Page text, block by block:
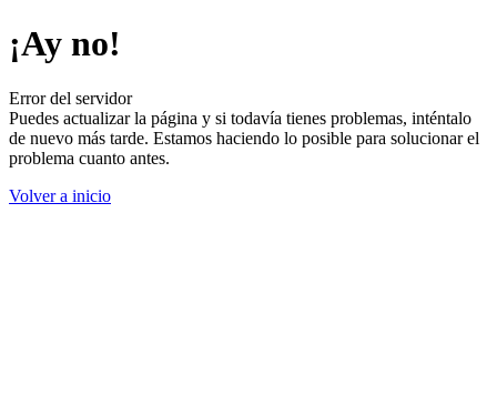
¡Ay no!
Error del servidor
Puedes actualizar la página y si todavía tienes problemas, inténtalo
de nuevo más tarde. Estamos haciendo lo posible para solucionar el
problema cuanto antes.
Volver a inicio